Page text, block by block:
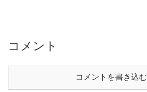
コメント
コメントを書き込む